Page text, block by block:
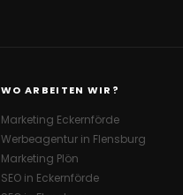
WO ARBEITEN WIR?
Marketing Eckernförde
Werbeagentur in Flensburg
Marketing Plön
SEO in Eckernförde